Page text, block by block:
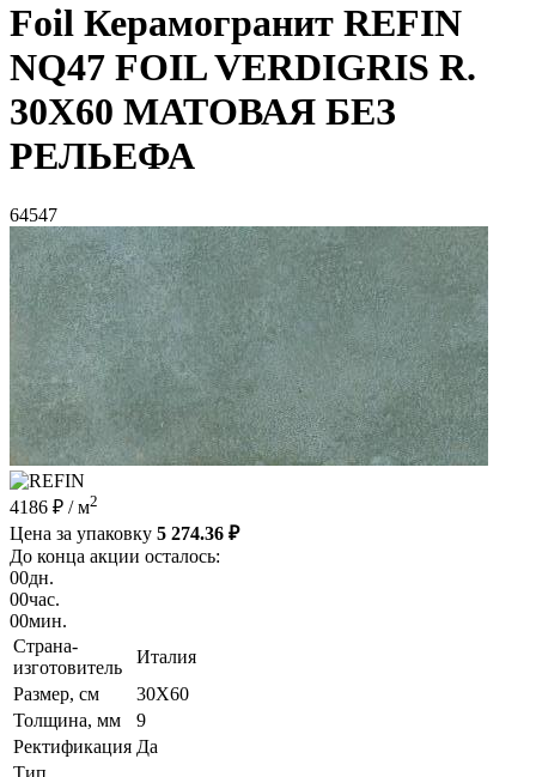
Foil Керамогранит REFIN
NQ47 FOIL VERDIGRIS R.
30X60 МАТОВАЯ БЕЗ
РЕЛЬЕФА
64547
4186 ₽ / м2
Цена за упаковку 5 274.36 ₽
До конца акции осталось:
00дн.
00час.
00мин.
Страна-
изготовитель
Италия
Размер, см
30X60
Толщина, мм
9
Ректификация Да